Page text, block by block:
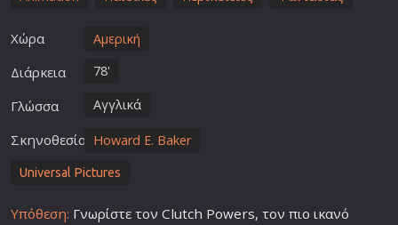
Χώρα Αμερική
Διάρκεια 78'
Γλώσσα Αγγλικά
Σκηνοθεσία Howard E. Baker
Universal Pictures
Υπόθεση: Γνωρίστε τον Clutch Powers, τον πιο ικανό